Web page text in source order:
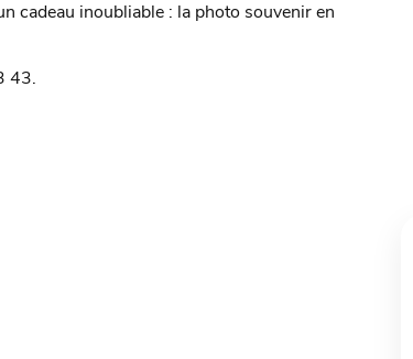
cadeau inoubliable : la photo souvenir en
43.